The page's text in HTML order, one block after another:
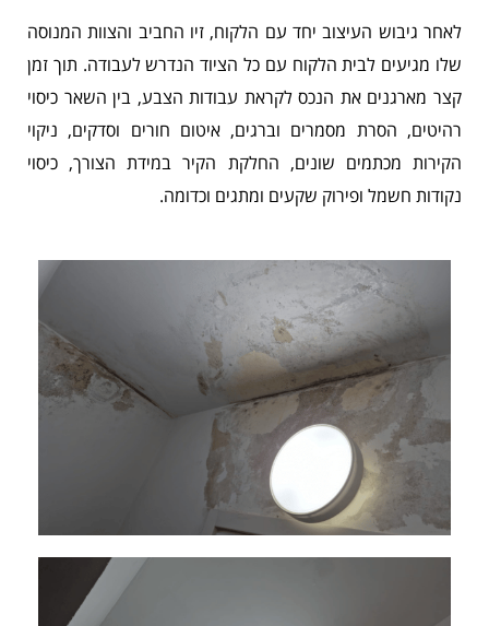
לאחר גיבוש העיצוב יחד עם הלקוח, זיו החביב והצוות המנוסה
שלו מגיעים לבית הלקוח עם כל הציוד הנדרש לעבודה. תוך זמן
קצר מארגנים את הנכס לקראת עבודות הצבע, בין השאר כיסוי
רהיטים, הסרת מסמרים וברגים, איטום חורים וסדקים, ניקוי
הקירות מכתמים שונים, החלקת הקיר במידת הצורך, כיסוי
נקודות חשמל ופירוק שקעים ומתגים וכדומה.